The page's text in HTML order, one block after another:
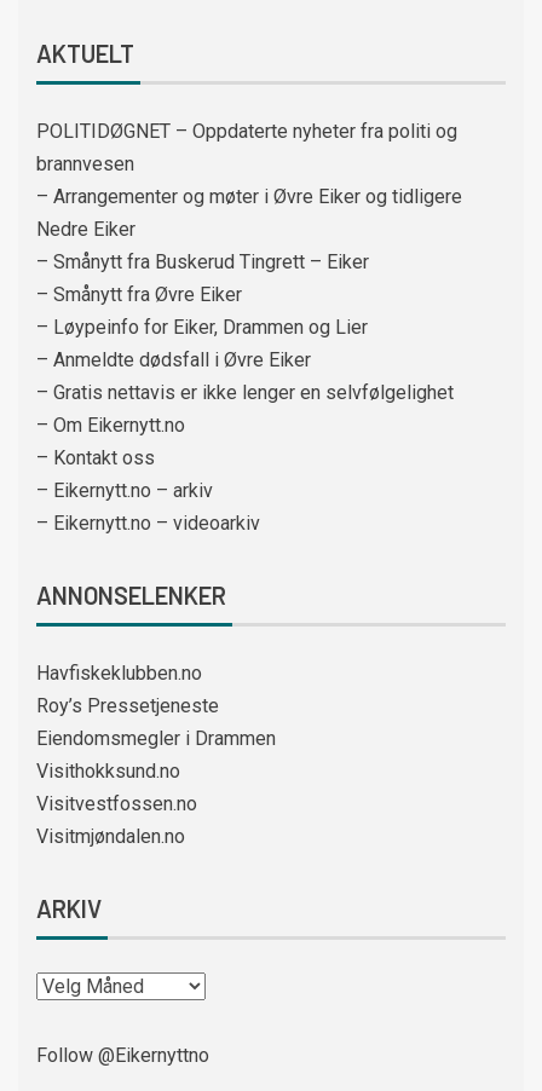
AKTUELT
POLITIDØGNET – Oppdaterte nyheter fra politi og
brannvesen
– Arrangementer og møter i Øvre Eiker og tidligere
Nedre Eiker
– Smånytt fra Buskerud Tingrett – Eiker
– Smånytt fra Øvre Eiker
– Løypeinfo for Eiker, Drammen og Lier
– Anmeldte dødsfall i Øvre Eiker
– Gratis nettavis er ikke lenger en selvfølgelighet
– Om Eikernytt.no
– Kontakt oss
– Eikernytt.no – arkiv
– Eikernytt.no – videoarkiv
ANNONSELENKER
Havfiskeklubben.no
Roy’s Pressetjeneste
Eiendomsmegler i Drammen
Visithokksund.no
Visitvestfossen.no
Visitmjøndalen.no
ARKIV
Follow @Eikernyttno